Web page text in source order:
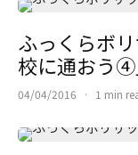
ふっくらボ
校に通おう④
04/04/2016 · 1 min